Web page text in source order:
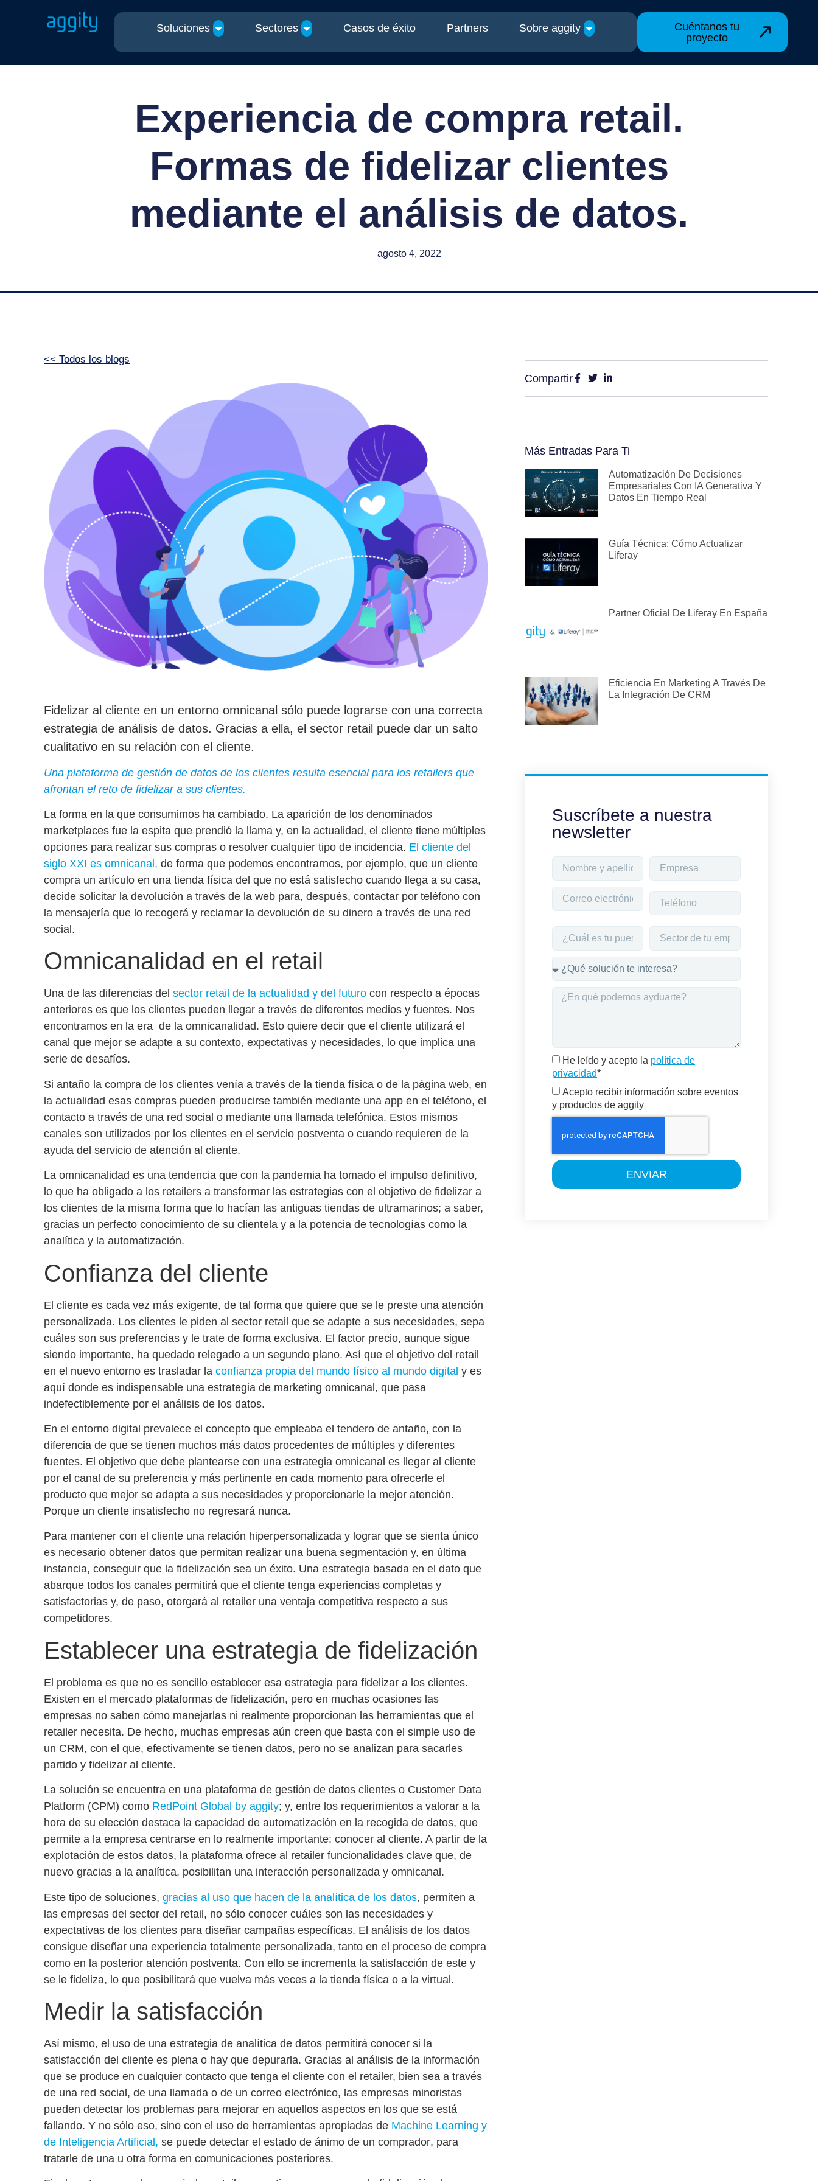
Soluciones Sectores Casos de éxito Partners Sobre aggity
Cuéntanos tu
proyecto
Experiencia de compra retail.
Formas de fidelizar clientes
mediante el análisis de datos.
agosto 4, 2022
<< Todos los blogs
Fidelizar al cliente en un entorno omnicanal sólo puede lograrse con una correcta
estrategia de análisis de datos. Gracias a ella, el sector retail puede dar un salto
cualitativo en su relación con el cliente.
Una plataforma de gestión de datos de los clientes resulta esencial para los retailers que
afrontan el reto de fidelizar a sus clientes.
La forma en la que consumimos ha cambiado. La aparición de los denominados
marketplaces fue la espita que prendió la llama y, en la actualidad, el cliente tiene múltiples
opciones para realizar sus compras o resolver cualquier tipo de incidencia. El cliente del
siglo XXI es omnicanal, de forma que podemos encontrarnos, por ejemplo, que un cliente
compra un artículo en una tienda física del que no está satisfecho cuando llega a su casa,
decide solicitar la devolución a través de la web para, después, contactar por teléfono con
la mensajería que lo recogerá y reclamar la devolución de su dinero a través de una red
social.
Omnicanalidad en el retail
Una de las diferencias del sector retail de la actualidad y del futuro con respecto a épocas
anteriores es que los clientes pueden llegar a través de diferentes medios y fuentes. Nos
encontramos en la era de la omnicanalidad. Esto quiere decir que el cliente utilizará el
canal que mejor se adapte a su contexto, expectativas y necesidades, lo que implica una
serie de desafíos.
Si antaño la compra de los clientes venía a través de la tienda física o de la página web, en
la actualidad esas compras pueden producirse también mediante una app en el teléfono, el
contacto a través de una red social o mediante una llamada telefónica. Estos mismos
canales son utilizados por los clientes en el servicio postventa o cuando requieren de la
ayuda del servicio de atención al cliente.
La omnicanalidad es una tendencia que con la pandemia ha tomado el impulso definitivo,
lo que ha obligado a los retailers a transformar las estrategias con el objetivo de fidelizar a
los clientes de la misma forma que lo hacían las antiguas tiendas de ultramarinos; a saber,
gracias un perfecto conocimiento de su clientela y a la potencia de tecnologías como la
analítica y la automatización.
Confianza del cliente
El cliente es cada vez más exigente, de tal forma que quiere que se le preste una atención
personalizada. Los clientes le piden al sector retail que se adapte a sus necesidades, sepa
cuáles son sus preferencias y le trate de forma exclusiva. El factor precio, aunque sigue
siendo importante, ha quedado relegado a un segundo plano. Así que el objetivo del retail
en el nuevo entorno es trasladar la confianza propia del mundo físico al mundo digital y es
aquí donde es indispensable una estrategia de marketing omnicanal, que pasa
indefectiblemente por el análisis de los datos.
En el entorno digital prevalece el concepto que empleaba el tendero de antaño, con la
diferencia de que se tienen muchos más datos procedentes de múltiples y diferentes
fuentes. El objetivo que debe plantearse con una estrategia omnicanal es llegar al cliente
por el canal de su preferencia y más pertinente en cada momento para ofrecerle el
producto que mejor se adapta a sus necesidades y proporcionarle la mejor atención.
Porque un cliente insatisfecho no regresará nunca.
Para mantener con el cliente una relación hiperpersonalizada y lograr que se sienta único
es necesario obtener datos que permitan realizar una buena segmentación y, en última
instancia, conseguir que la fidelización sea un éxito. Una estrategia basada en el dato que
abarque todos los canales permitirá que el cliente tenga experiencias completas y
satisfactorias y, de paso, otorgará al retailer una ventaja competitiva respecto a sus
competidores.
Establecer una estrategia de fidelización
El problema es que no es sencillo establecer esa estrategia para fidelizar a los clientes.
Existen en el mercado plataformas de fidelización, pero en muchas ocasiones las
empresas no saben cómo manejarlas ni realmente proporcionan las herramientas que el
retailer necesita. De hecho, muchas empresas aún creen que basta con el simple uso de
un CRM, con el que, efectivamente se tienen datos, pero no se analizan para sacarles
partido y fidelizar al cliente.
La solución se encuentra en una plataforma de gestión de datos clientes o Customer Data
Platform (CPM) como RedPoint Global by aggity; y, entre los requerimientos a valorar a la
hora de su elección destaca la capacidad de automatización en la recogida de datos, que
permite a la empresa centrarse en lo realmente importante: conocer al cliente. A partir de la
explotación de estos datos, la plataforma ofrece al retailer funcionalidades clave que, de
nuevo gracias a la analítica, posibilitan una interacción personalizada y omnicanal .
Este tipo de soluciones, gracias al uso que hacen de la analítica de los datos, permiten a
las empresas del sector del retail, no sólo conocer cuáles son las necesidades y
expectativas de los clientes para diseñar campañas específicas. El análisis de los datos
consigue diseñar una experiencia totalmente personalizada, tanto en el proceso de compra
como en la posterior atención postventa. Con ello se incrementa la satisfacción de este y
se le fideliza, lo que posibilitará que vuelva más veces a la tienda física o a la virtual.
Medir la satisfacción
Así mismo, el uso de una estrategia de analítica de datos permitirá conocer si la
satisfacción del cliente es plena o hay que depurarla. Gracias al análisis de la información
que se produce en cualquier contacto que tenga el cliente con el retailer, bien sea a través
de una red social, de una llamada o de un correo electrónico, las empresas minoristas
pueden detectar los problemas para mejorar en aquellos aspectos en los que se está
fallando. Y no sólo eso, sino con el uso de herramientas apropiadas de Machine Learning y
de Inteligencia Artificial, se puede detectar el estado de ánimo de un comprador, para
tratarle de una u otra forma en comunicaciones posteriores.
Compartir
Más Entradas Para Ti
Automatización De Decisiones
Empresariales Con IA Generativa Y
Datos En Tiempo Real
Guía Técnica: Cómo Actualizar
Liferay
Partner Oficial De Liferay En España
Eficiencia En Marketing A Través De
La Integración De CRM
Suscríbete a nuestra
newsletter
He leído y acepto la política de
privacidad*
Acepto recibir información sobre eventos
y productos de aggity
ENVIAR